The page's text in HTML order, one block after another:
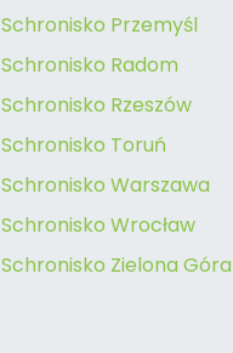
Schronisko Przemyśl
Schronisko Radom
Schronisko Rzeszów
Schronisko Toruń
Schronisko Warszawa
Schronisko Wrocław
Schronisko Zielona Góra